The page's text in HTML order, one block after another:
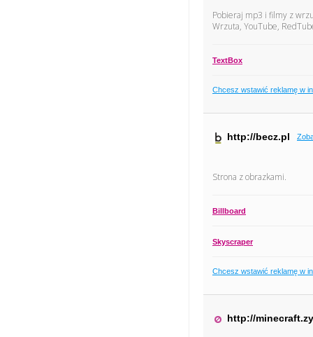
Pobieraj mp3 i filmy z
Wrzuta, YouTube,
TextBox
Chcesz wstawić reklamę w
http://becz.pl
Strona z obrazkami.
Billboard
Skyscraper
Chcesz wstawić reklamę w
http://